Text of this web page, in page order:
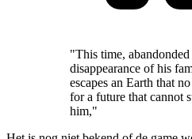
"This time,
disappearance of his
escapes an Earth that
for a future that cannot
him,"